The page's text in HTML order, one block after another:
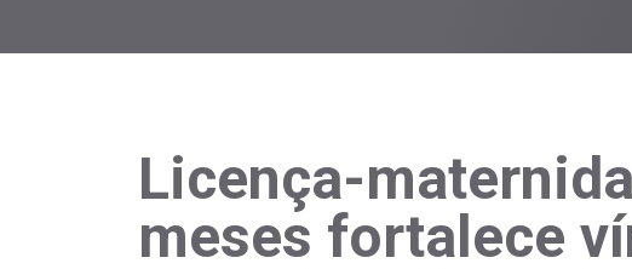
Licença-
meses fortalece